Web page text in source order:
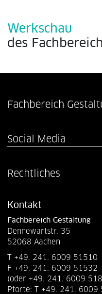
Werkschau
des
Fachbereich
Social Media
Rechtliches
Kontakt
Fachbereich Gestaltung
Dennewartstr. 35
52068 Aachen
T +49. 241. 6009 51510
F +49. 241. 6009 51532
(oder +49. 241. 6009
Pforte: T +49. 241. 6009